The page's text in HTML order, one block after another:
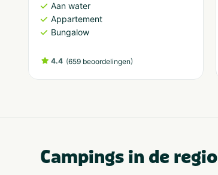
Aan water
Appartement
Bungalow
4.4 (659 beoordelingen)
Campings in de regio